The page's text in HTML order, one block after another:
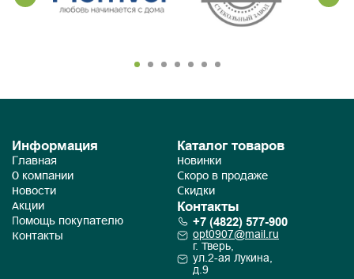
Информация
Главная
О компании
Новости
Акции
Помощь покупателю
Контакты
Каталог товаров
Новинки
Скоро в продаже
Скидки
Контакты
+7 (4822) 577-900
opt0907@mail.ru
г. Тверь,
ул.2-ая Лукина,
д.9